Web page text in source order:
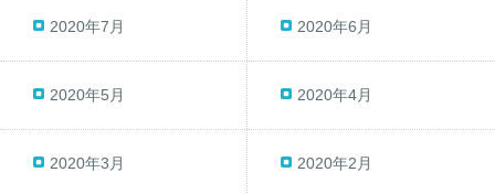
2020年7月 2020年6月
2020年5月 2020年4月
2020年3月 2020年2月